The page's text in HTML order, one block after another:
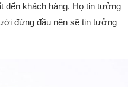
đến khách hàng. Họ tin tưởng
đứng đầu nên sẽ tin tưởng